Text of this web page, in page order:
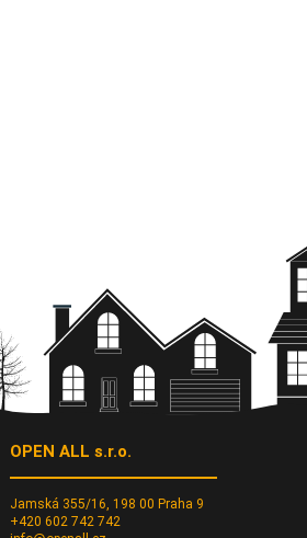
OPEN ALL s.r.o.
Jamská 355/16, 198 00 Praha 9
+420 602 742 742